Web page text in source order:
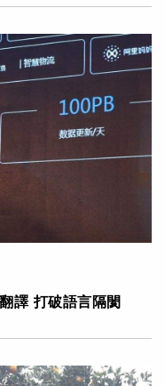
譯 打破語言隔閡